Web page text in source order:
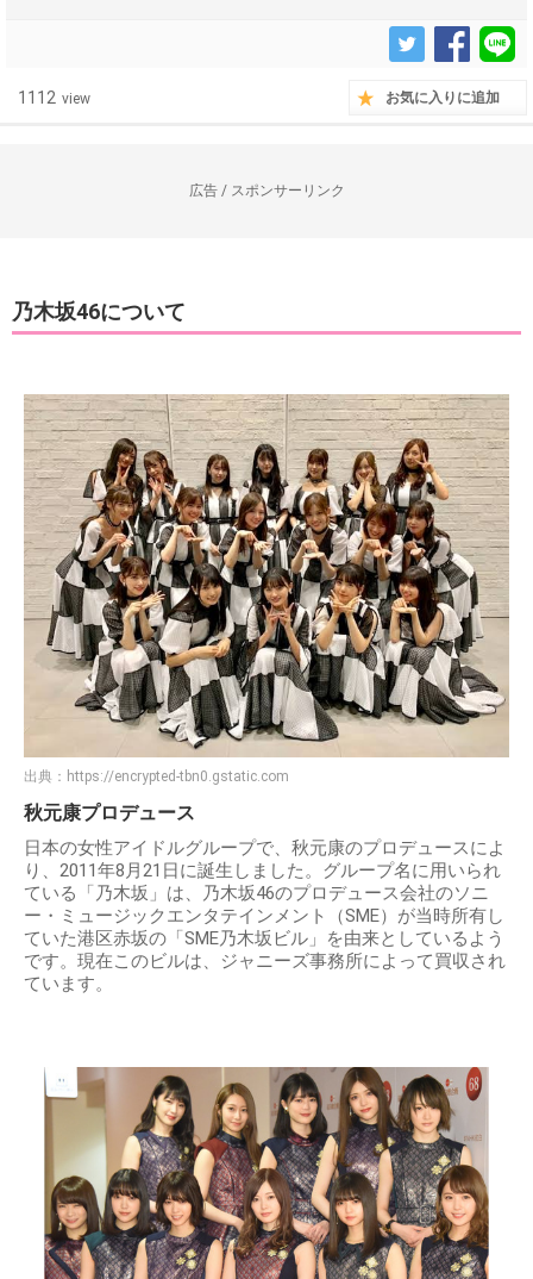
1112 view お気に入りに追加
広告 / スポンサーリンク
乃木坂46について
出典： https://encrypted-tbn0.gstatic.com
秋元康プロデュース
日本の女性アイドルグループで、秋元康のプロデュースによ
り、2011年8月21日に誕生しました。グループ名に用いられ
ている「乃木坂」は、乃木坂46のプロデュース会社のソニ
ー・ミュージックエンタテインメント（SME）が当時所有し
ていた港区赤坂の「SME乃木坂ビル」を由来としているよう
です。現在このビルは、ジャニーズ事務所によって買収され
ています。